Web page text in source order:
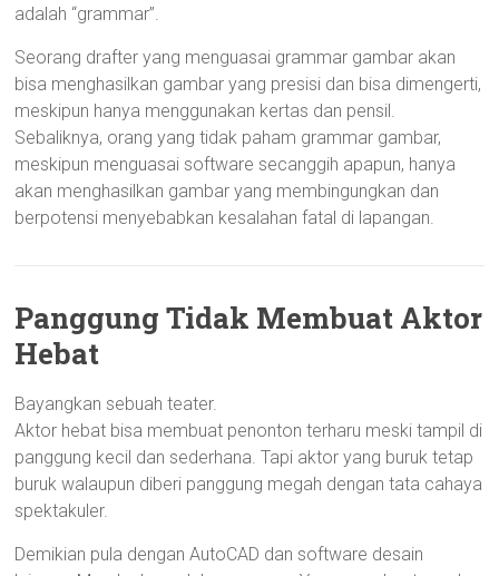
adalah “grammar”.
Seorang drafter yang menguasai grammar gambar akan
bisa menghasilkan gambar yang presisi dan bisa dimengerti,
meskipun hanya menggunakan kertas dan pensil.
Sebaliknya, orang yang tidak paham grammar gambar,
meskipun menguasai software secanggih apapun, hanya
akan menghasilkan gambar yang membingungkan dan
berpotensi menyebabkan kesalahan fatal di lapangan.
Panggung Tidak Membuat Aktor
Hebat
Bayangkan sebuah teater.
Aktor hebat bisa membuat penonton terharu meski tampil di
panggung kecil dan sederhana. Tapi aktor yang buruk tetap
buruk walaupun diberi panggung megah dengan tata cahaya
spektakuler.
Demikian pula dengan AutoCAD dan software desain